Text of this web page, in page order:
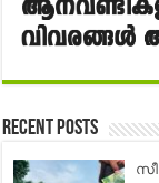
Recent Posts